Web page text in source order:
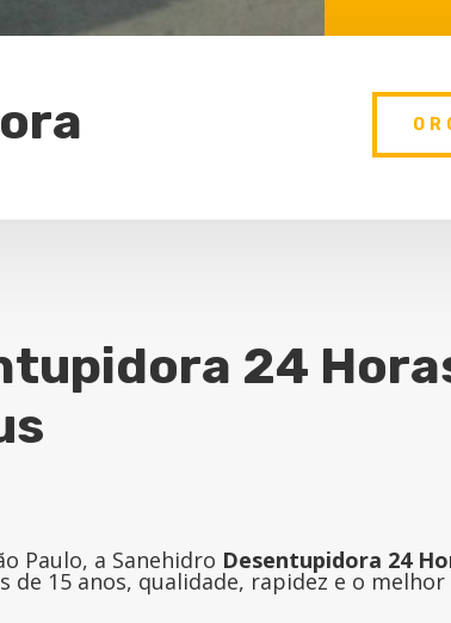
24
Paulo, a Sanehidro Desentupidora 24
de 15 anos, qualidade, rapidez e o